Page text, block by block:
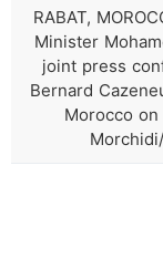
RABAT,
Minister
joint press
Bernard
Morocco